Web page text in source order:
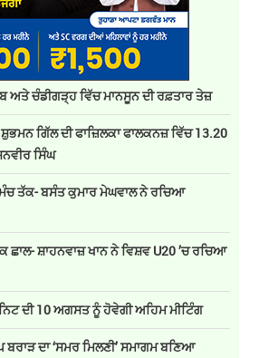
ਅਤੇ ਚੰਡੀਗੜ੍ਹ ਵਿੱਚ ਮਾਨਸੂਨ ਦੀ ਰਫ਼ਤਾਰ ਤੇਜ਼
ਗਿੱਲ ਦੀ ਫਾਜ਼ਿਲਕਾ ਫਾਲਕਨਜ਼ ਵਿੱਚ 13.20
ਸਿੰਘ
ਤੱਕ- ਬਸੰਤ ਕੁਮਾਰ ਮੇਘਵਾਲ ਨੇ ਰਚਿਆ
ਛਾਲ- ਸ਼ਾਹਨਵਾਜ਼ ਖਾਨ ਨੇ ਵਿਸ਼ਵ U20 ’ਚ ਰਚਿਆ
ਦੀ 10 ਅਗਸਤ ਨੂੰ ਹੋਵੇਗੀ ਅਹਿਮ ਮੀਟਿੰਗ
ਬਰਾੜ ਦਾ ‘ਸਮਰ ਮਿਲਣੀ’ ਸਮਾਗਮ ਬਣਿਆ